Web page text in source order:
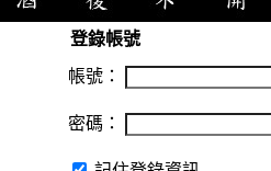
登錄帳號
帳號：
密碼：